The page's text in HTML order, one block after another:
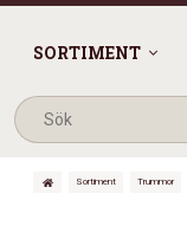
SORTIMENT
Sortiment Trummor